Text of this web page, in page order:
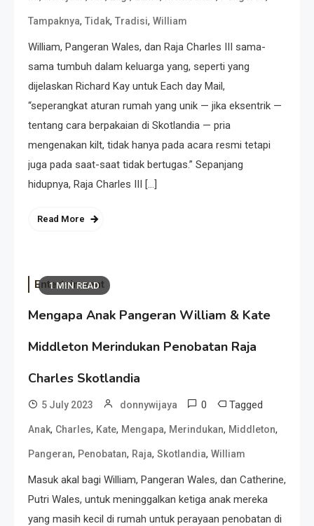
Tampaknya, Tidak, Tradisi, William
William, Pangeran Wales, dan Raja Charles III sama-
sama tumbuh dalam keluarga yang, seperti yang
dijelaskan Richard Kay untuk Each day Mail,
“seperangkat aturan rumah yang unik — jika eksentrik —
tentang cara berpakaian di Skotlandia — pria
mengenakan kilt, tidak hanya pada acara resmi tetapi
juga pada saat-saat tidak bertugas.” Sepanjang
hidupnya, Raja Charles III […]
Read More
1 MIN READ
Entertainment
Mengapa Anak Pangeran William & Kate
Middleton Merindukan Penobatan Raja
Charles Skotlandia
5 July 2023 donnywijaya 0 Tagged
Anak, Charles, Kate, Mengapa, Merindukan, Middleton,
Pangeran, Penobatan, Raja, Skotlandia, William
Masuk akal bagi William, Pangeran Wales, dan Catherine,
Putri Wales, untuk meninggalkan ketiga anak mereka
yang masih kecil di rumah untuk perayaan penobatan di